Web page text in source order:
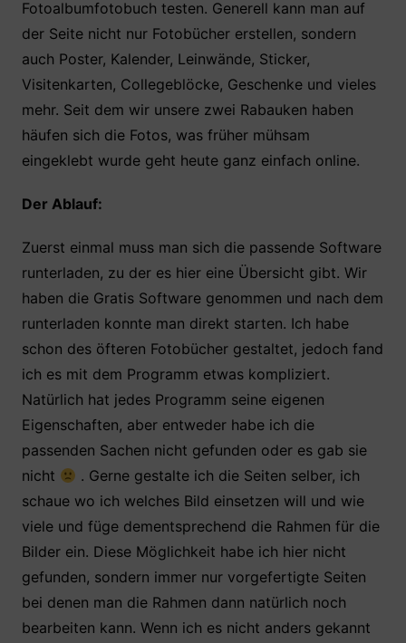
e
b
o
o
k
er s
A
p
p
e
st
n
Fotoalbumfotobuch testen. Generell kann man auf
der Seite nicht nur Fotobücher erstellen, sondern
auch Poster, Kalender, Leinwände, Sticker,
Visitenkarten, Collegeblöcke, Geschenke und vieles
mehr. Seit dem wir unsere zwei Rabauken haben
häufen sich die Fotos, was früher mühsam
eingeklebt wurde geht heute ganz einfach online.
Der Ablauf:
Zuerst einmal muss man sich die passende Software
runterladen, zu der es hier eine Übersicht gibt. Wir
haben die Gratis Software genommen und nach dem
runterladen konnte man direkt starten. Ich habe
schon des öfteren Fotobücher gestaltet, jedoch fand
ich es mit dem Programm etwas kompliziert.
Natürlich hat jedes Programm seine eigenen
Eigenschaften, aber entweder habe ich die
passenden Sachen nicht gefunden oder es gab sie
nicht
. Gerne gestalte ich die Seiten selber, ich
schaue wo ich welches Bild einsetzen will und wie
viele und füge dementsprechend die Rahmen für die
Bilder ein. Diese Möglichkeit habe ich hier nicht
gefunden, sondern immer nur vorgefertigte Seiten
bei denen man die Rahmen dann natürlich noch
bearbeiten kann. Wenn ich es nicht anders gekannt